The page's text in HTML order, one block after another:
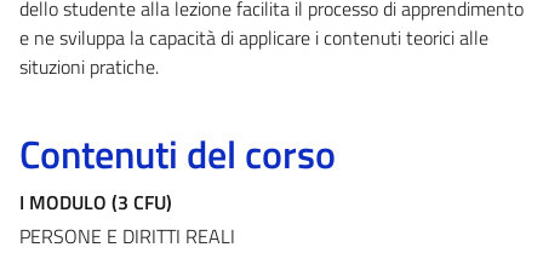
dello studente alla lezione facilita il processo di apprendimento
e ne sviluppa la capacità di applicare i contenuti teorici alle
situzioni pratiche.
Contenuti del corso
I MODULO (3 CFU)
PERSONE E DIRITTI REALI